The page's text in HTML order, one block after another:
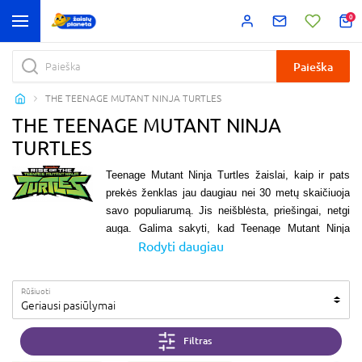
0
Paieška
THE TEENAGE MUTANT NINJA TURTLES
THE TEENAGE MUTANT NINJA
TURTLES
Teenage Mutant Ninja Turtles žaislai , kaip ir pats
prekės ženklas jau daugiau nei30 metų skaičiuoja
savo populiarumą. Jis neišblėsta, priešingai, netgi
auga. Galima sakyti, kad Teenage Mutant Ninja
Turtles žaislai ir jų prekės ženklas yra tikroji
Kur jų įdomumo paslaptis? Žaismingivėžliukai
Nindzės
dieną slepiasi miesto požemyje, žaidžia
žaidimus, valgo picą ir leidžia laiką su draugais.
Naktį – kovoja su priešais ir blogiečiais. Ko gero,
dvilypumas ir yra viena iš populiarumo
Rodyti daugiau
Rūšiuoti
Geriausi pasiūlymai
Filtras